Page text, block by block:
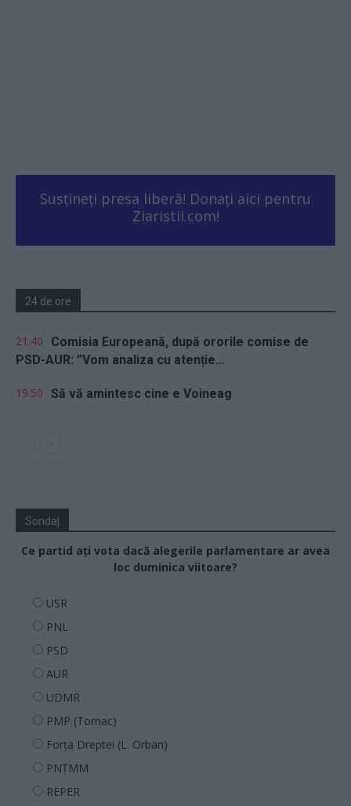
Susțineți presa liberă! Donați aici pentru
Ziaristii.com!
24 de ore
21.40
Comisia Europeană, după ororile comise de
PSD-AUR: ”Vom analiza cu atenție...
19.50 Să vă amintesc cine e Voineag
Sondaj
Ce partid ați vota dacă alegerile parlamentare ar avea
loc duminica viitoare?
USR
PNL
PSD
AUR
UDMR
PMP (Tomac)
Forța Dreptei (L. Orban)
PNȚMM
REPER